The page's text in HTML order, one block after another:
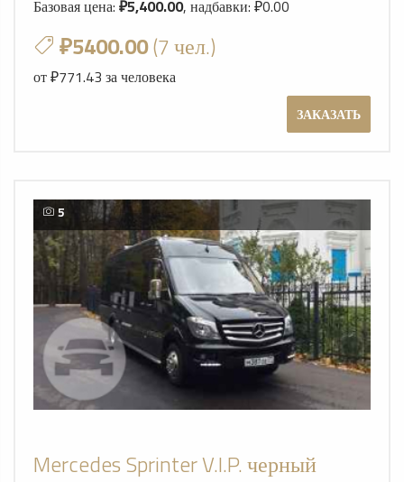
Базовая цена: ₽5,400.00, надбавки: ₽0.00
₽5400.00(7 чел.)
от ₽771.43 за человека
ЗАКАЗАТЬ
5
Mercedes Sprinter V.I.P. черный